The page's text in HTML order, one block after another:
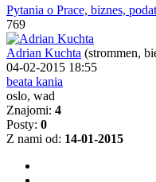
Pytania o Prace, biznes,
769
Adrian Kuchta (strommen,
04-02-2015 18:55
beata kania
oslo, wad
Znajomi: 4
Posty: 0
Z nami od: 14-01-2015